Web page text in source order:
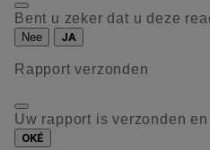
Bent u zeker dat u deze
Nee JA
Rapport verzonden
Uw rapport is verzonden
OKÉ